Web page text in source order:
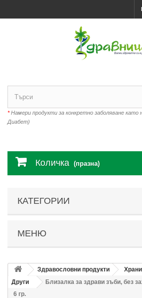
*Намери продукти за конкретно заболяване
Диабет)
Количка (празна)
КАТЕГОРИИ
МЕНЮ
Здравословни продукти
Други
Близалка за здрави зъби, без
6 гр.